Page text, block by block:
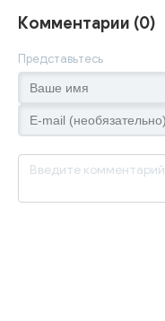
Комментарии (0)
Представьтесь